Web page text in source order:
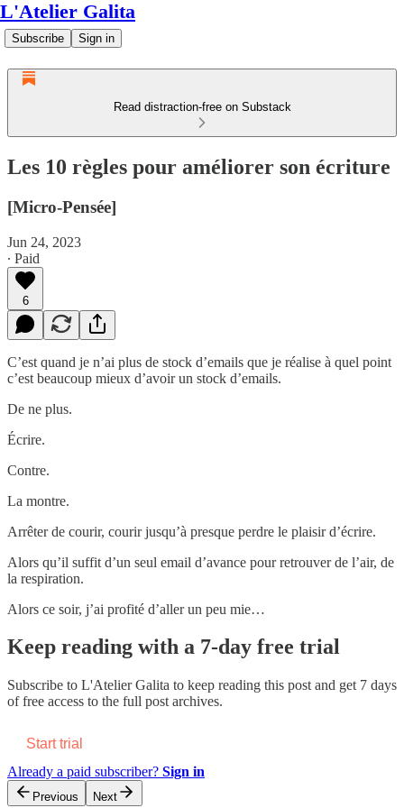
L'Atelier Galita
Subscribe Sign in
Read distraction-free on Substack
Les 10 règles pour améliorer son écriture
[Micro-Pensée]
Jun 24, 2023
∙ Paid
6
C’est quand je n’ai plus de stock d’emails que je réalise à quel point
c’est beaucoup mieux d’avoir un stock d’emails.
De ne plus.
Écrire.
Contre.
La montre.
Arrêter de courir, courir jusqu’à presque perdre le plaisir d’écrire.
Alors qu’il suffit d’un seul email d’avance pour retrouver de l’air, de
la respiration.
Alors ce soir, j’ai profité d’aller un peu mie…
Keep reading with a 7-day free trial
Subscribe to L'Atelier Galita to keep reading this post and get 7 days
of free access to the full post archives.
Start trial
Already a paid subscriber? Sign in
Previous Next